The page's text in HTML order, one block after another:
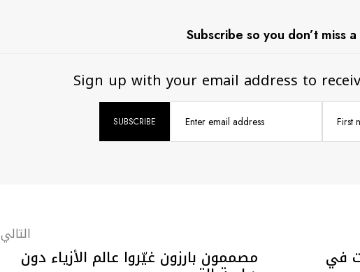
Subscribe so you don’t miss
Sign up with your email address to
First
Enter email address
في
التالي
مصممون بارزون غيّروا عالم الأزياء دون